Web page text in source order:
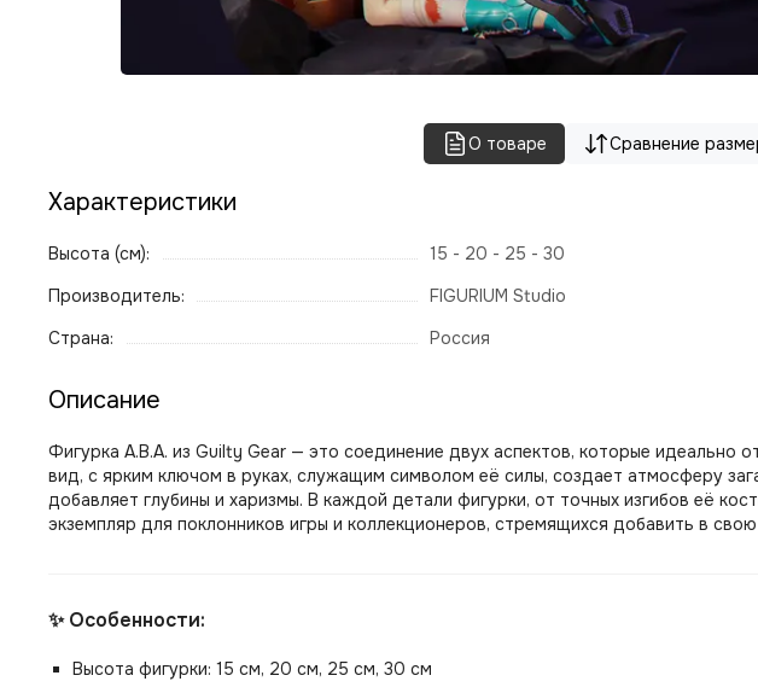
О товаре Сравнение
Характеристики
Высота (см):
15 - 20 - 25 - 30
Производитель:
FIGURIUM Studio
Страна:
Россия
Описание
Фигурка A.B.A. из Guilty Gear — это соединение двух аспектов, которые
вид, с ярким ключом в руках, служащим символом её силы, создает атмосферу
добавляет глубины и харизмы. В каждой детали фигурки, от точных изгибов её
экземпляр для поклонников игры и коллекционеров, стремящихся добавить в
✨ Особенности:
Высота фигурки: 15 см, 20 см, 25 см, 30 см